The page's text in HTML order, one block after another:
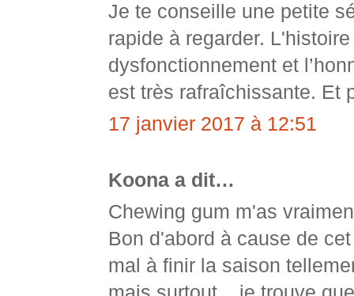
Je te conseille une petite
rapide à regarder.
dysfonctionnement et
est très rafraîchissante. Et
17 janvier 2017 à 12:51
Koona a dit…
Chewing gum m'as
Bon d'abord à cause de
mal à finir la saison